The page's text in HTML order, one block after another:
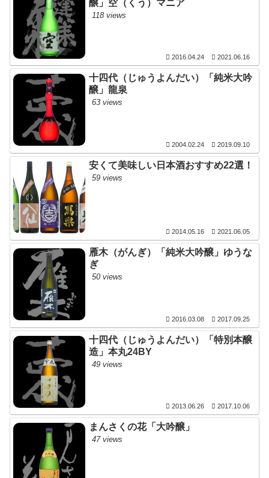
醸」空（くう）マニア
118 views
2016.04.24 2021.06.16
十四代（じゅうよんだい）「純米大吟
醸」龍泉
63 views
2004.02.24 2019.09.10
安くて美味しい日本酒おすすめ22選！
59 views
2014.05.16 2021.06.05
雁木（がんぎ）「純米大吟醸」ゆうな
ぎ
50 views
2016.03.08 2017.09.25
十四代（じゅうよんだい）「特別本醸
造」本丸24BY
49 views
2013.06.26 2017.10.06
まんさくの花「大吟醸」
47 views